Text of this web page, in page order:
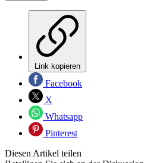
Link kopieren
Facebook
X
Whatsapp
Pinterest
Diesen Artikel teilen